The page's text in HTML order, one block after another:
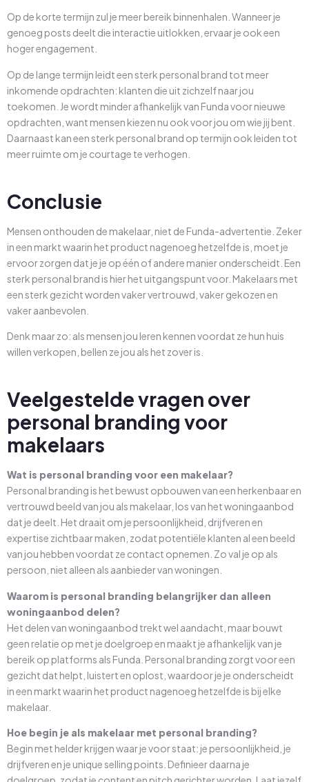
Op de korte termijn zul je meer bereik binnenhalen. Wanneer je
genoeg posts deelt die interactie uitlokken, ervaar je ook een
hoger engagement.
Op de lange termijn leidt een sterk personal brand tot meer
inkomende opdrachten: klanten die uit zichzelf naar jou
toekomen. Je wordt minder afhankelijk van Funda voor nieuwe
opdrachten, want mensen kiezen nu ook voor jou om wie jij bent.
Daarnaast kan een sterk personal brand op termijn ook leiden tot
meer ruimte om je courtage te verhogen.
Conclusie
Mensen onthouden de makelaar, niet de Funda-advertentie. Zeker
in een markt waarin het product nagenoeg hetzelfde is, moet je
ervoor zorgen dat je je op één of andere manier onderscheidt. Een
sterk personal brand is hier het uitgangspunt voor. Makelaars met
een sterk gezicht worden vaker vertrouwd, vaker gekozen en
vaker aanbevolen.
Denk maar zo: als mensen jou leren kennen voordat ze hun huis
willen verkopen, bellen ze jou als het zover is.
Veelgestelde vragen over
personal branding voor
makelaars
Wat is personal branding voor een makelaar?
Personal branding is het bewust opbouwen van een herkenbaar en
vertrouwd beeld van jou als makelaar, los van het woningaanbod
dat je deelt. Het draait om je persoonlijkheid, drijfveren en
expertise zichtbaar maken, zodat potentiële klanten al een beeld
van jou hebben voordat ze contact opnemen. Zo val je op als
persoon, niet alleen als aanbieder van woningen.
Waarom is personal branding belangrijker dan alleen
woningaanbod delen?
Het delen van woningaanbod trekt wel aandacht, maar bouwt
geen relatie op met je doelgroep en maakt je afhankelijk van je
bereik op platforms als Funda. Personal branding zorgt voor een
gezicht dat helpt, luistert en oplost, waardoor je je onderscheidt
in een markt waarin het product nagenoeg hetzelfde is bij elke
makelaar.
Hoe begin je als makelaar met personal branding?
Begin met helder krijgen waar je voor staat: je persoonlijkheid, je
drijfveren en je unique selling points. Definieer daarna je